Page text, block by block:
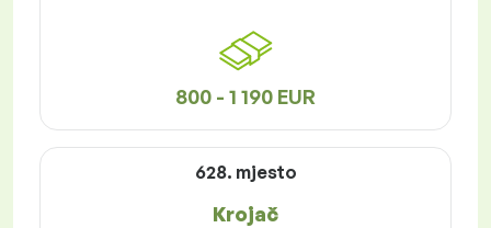
800 - 1 190 EUR
628. mjesto
Krojač